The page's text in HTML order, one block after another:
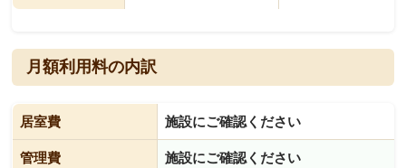
月額利用料の内訳
居室費 施設にご確認ください
管理費 施設にご確認ください